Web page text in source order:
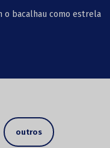
o bacalhau como estrela
outros